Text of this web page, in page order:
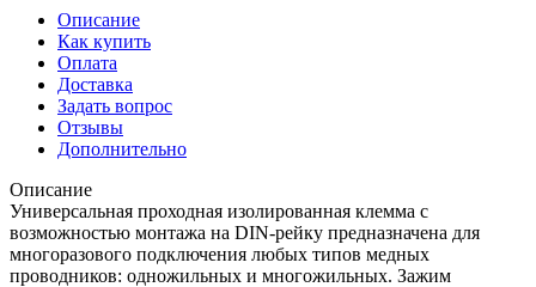
Описание
Как купить
Оплата
Доставка
Задать вопрос
Отзывы
Дополнительно
Описание
Универсальная проходная изолированная клемма с
возможностью монтажа на DIN-рейку предназначена для
многоразового подключения любых типов медных
проводников: одножильных и многожильных. Зажим